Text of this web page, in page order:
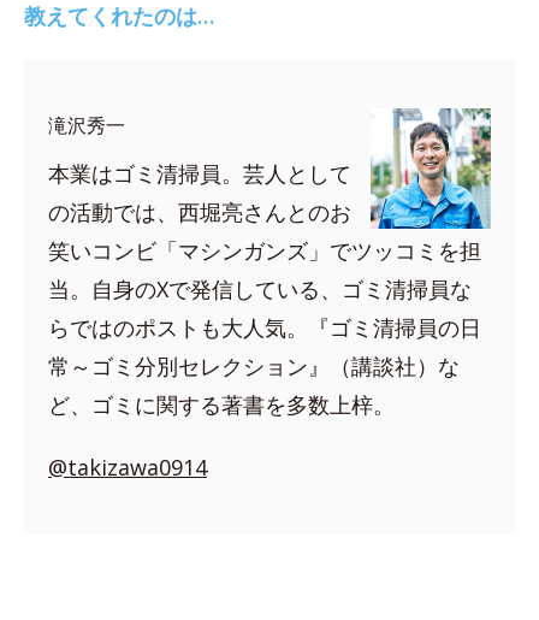
教えてくれたのは…
滝沢秀一
本業はゴミ清掃員。芸人として
の活動では、西堀亮さんとのお
笑いコンビ「マシンガンズ」でツッコミを担
当。自身のXで発信している、ゴミ清掃員な
らではのポストも大人気。『ゴミ清掃員の日
常～ゴミ分別セレクション』（講談社）な
ど、ゴミに関する著書を多数上梓。
@takizawa0914